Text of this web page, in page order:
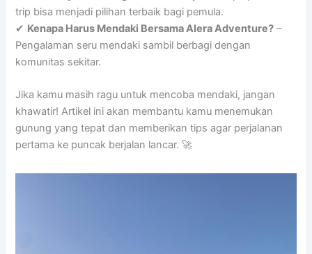
trip bisa menjadi pilihan terbaik bagi pemula.
✔ Kenapa Harus Mendaki Bersama Alera Adventure? –
Pengalaman seru mendaki sambil berbagi dengan
komunitas sekitar.
Jika kamu masih ragu untuk mencoba mendaki, jangan
khawatir! Artikel ini akan membantu kamu menemukan
gunung yang tepat dan memberikan tips agar perjalanan
pertama ke puncak berjalan lancar. 🚀